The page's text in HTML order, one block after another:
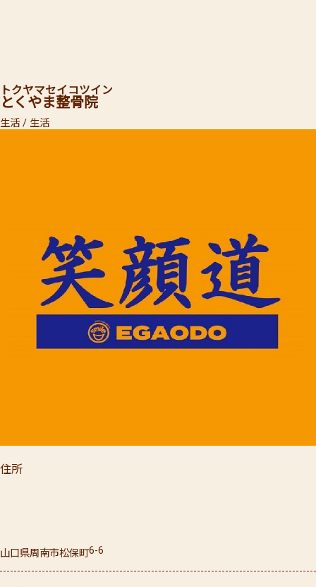
とくやま整骨院
トクヤマセイコツイン
生活 / 生活
住所
山口県周南市松保町6-6